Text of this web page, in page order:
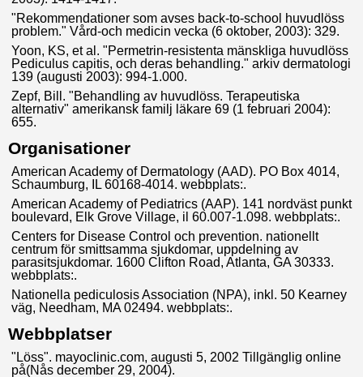
"Rekommendationer som avses back-to-school huvudlöss
problem." Vård-och medicin vecka (6 oktober, 2003): 329.
Yoon, KS, et al. "Permetrin-resistenta mänskliga huvudlöss
Pediculus capitis, och deras behandling." arkiv dermatologi
139 (augusti 2003): 994-1.000.
Zepf, Bill. "Behandling av huvudlöss. Terapeutiska
alternativ" amerikansk familj läkare 69 (1 februari 2004):
655.
Organisationer
American Academy of Dermatology (AAD). PO Box 4014,
Schaumburg, IL 60168-4014. webbplats:.
American Academy of Pediatrics (AAP). 141 nordväst punkt
boulevard, Elk Grove Village, il 60.007-1.098. webbplats:.
Centers for Disease Control och prevention. nationellt
centrum för smittsamma sjukdomar, uppdelning av
parasitsjukdomar. 1600 Clifton Road, Atlanta, GA 30333.
webbplats:.
Nationella pediculosis Association (NPA), inkl. 50 Kearney
väg, Needham, MA 02494. webbplats:.
Webbplatser
"Löss". mayoclinic.com, augusti 5, 2002 Tillgänglig online
på(Nås december 29, 2004).